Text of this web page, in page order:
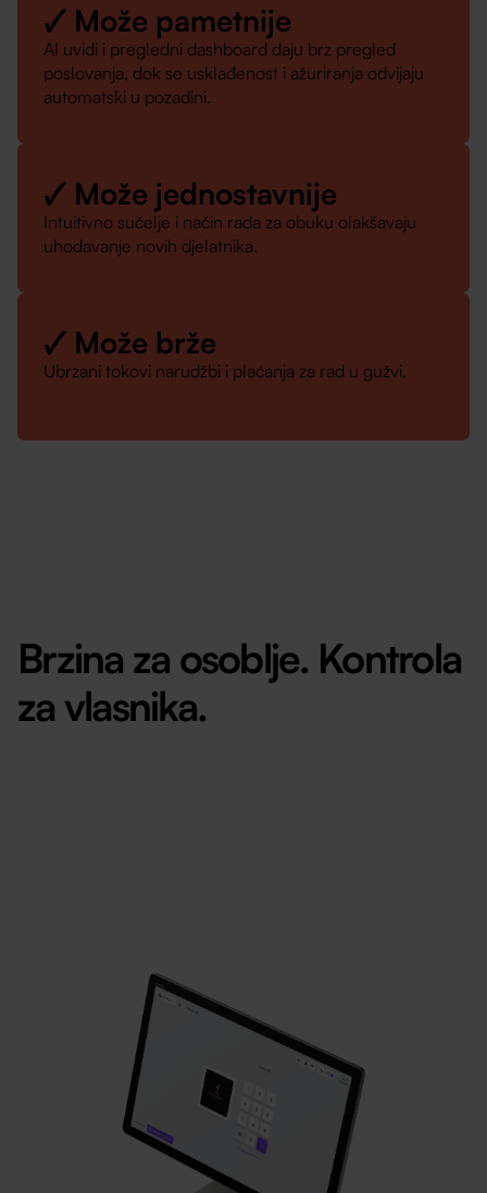
🗸 Može pametnije
AI uvidi i pregledni dashboard daju brz pregled
poslovanja, dok se usklađenost i ažuriranja odvijaju
automatski u pozadini.
🗸 Može jednostavnije
Intuitivno sučelje i način rada za obuku olakšavaju
uhodavanje novih djelatnika.
🗸 Može brže
Ubrzani tokovi narudžbi i plaćanja za rad u gužvi.
Brzina za osoblje. Kontrola
za vlasnika.